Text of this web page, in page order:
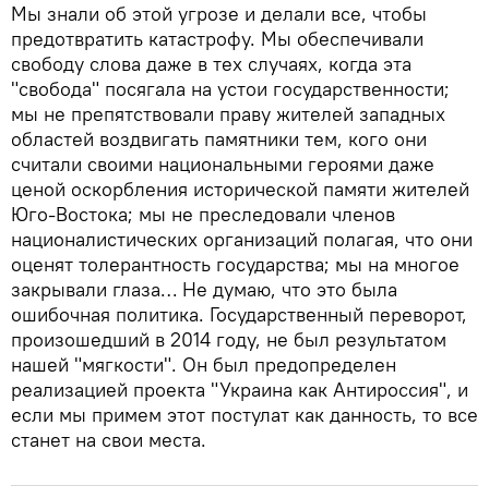
Мы знали об этой угрозе и делали все, чтобы
предотвратить катастрофу. Мы обеспечивали
свободу слова даже в тех случаях, когда эта
"свобода" посягала на устои государственности;
мы не препятствовали праву жителей западных
областей воздвигать памятники тем, кого они
считали своими национальными героями даже
ценой оскорбления исторической памяти жителей
Юго-Востока; мы не преследовали членов
националистических организаций полагая, что они
оценят толерантность государства; мы на многое
закрывали глаза… Не думаю, что это была
ошибочная политика. Государственный переворот,
произошедший в 2014 году, не был результатом
нашей "мягкости". Он был предопределен
реализацией проекта "Украина как Антироссия", и
если мы примем этот постулат как данность, то все
станет на свои места.